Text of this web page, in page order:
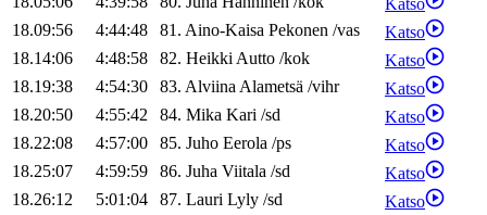
Katso
18.09:56
4:44:48 81. Aino-Kaisa Pekonen /vas
Katso
18.14:06
4:48:58 82. HeikkiAutto /kok
Katso
18.19:38
4:54:30 83. AlviinaAlametsä /vihr
Katso
18.20:50
4:55:42 84. Mika Kari /sd
Katso
18.22:08
4:57:00 85. Juho Eerola /ps
Katso
18.25:07
4:59:59 86. Juha Viitala /sd
Katso
18.26:12
5:01:04 87. Lauri Lyly /sd
Katso